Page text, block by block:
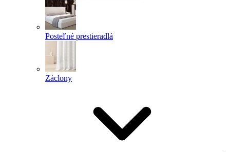
Posteľné prestieradlá
Záclony